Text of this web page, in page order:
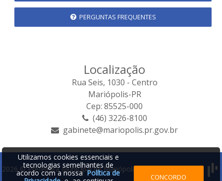
PERGUNTAS FREQUENTES
Localização
Rua Seis, 1030 - Centro
Mariópolis-PR
Cep: 85525-000
(46) 3226-8100
gabinete@mariopolis.pr.gov.br
2026 © Prefeitura Municipal de Mariópolis | Desenvolvido por:
Utilizamos cookies essenciais e
tecnologias semelhantes de
acordo com a nossaPolítica de
CONCORDO